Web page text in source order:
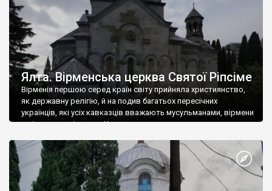
Ялта. Вірменська церква Святої Ріпсіме
Вірменія першою серед країн світу прийняла християнство,
як державну релігію, й на подив багатьох пересічних
українців, які усіх кавказців вважають мусульманами, вірмени
є відданими вірянами Христа